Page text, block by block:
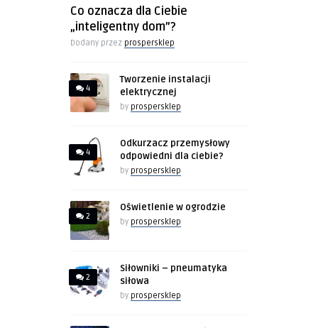
Co oznacza dla Ciebie
„inteligentny dom”?
Dodany przez prospersklep
4
Tworzenie instalacji
elektrycznej
by prospersklep
4
Odkurzacz przemysłowy
odpowiedni dla ciebie?
by prospersklep
2
Oświetlenie w ogrodzie
by prospersklep
2
Siłowniki – pneumatyka
siłowa
by prospersklep